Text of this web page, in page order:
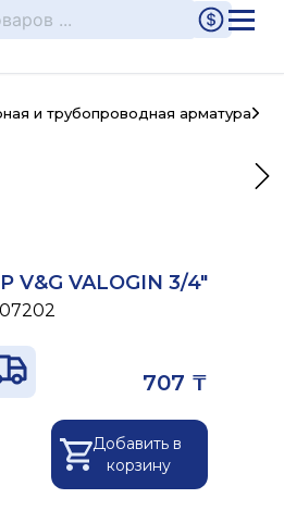
и трубопроводная арматура
V&G VALOGIN 3/4"
707 ₸
Добавить в
корзину